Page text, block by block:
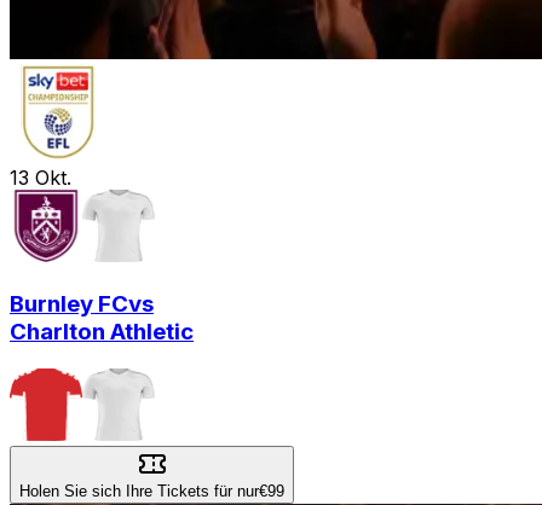
13 Okt.
Burnley FCvs
Charlton Athletic
Holen Sie sich Ihre Tickets für nur€99